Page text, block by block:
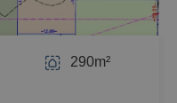
290m²